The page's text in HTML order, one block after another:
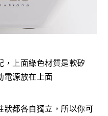
，上面綠色材質是軟矽
電源放在上面
狀都各自獨立，所以你可